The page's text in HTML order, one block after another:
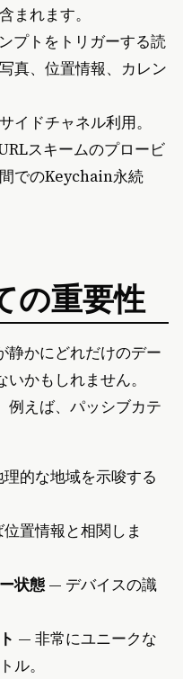
まれます。
プトをトリガーする読
真、位置情報、カレン
イドチャネル利用。
スキームのプロービ
でのKeychain永続
の重要性
静かにどれだけのデー
かもしれません。
えば、パッシブカテ
的な地域を示唆する
置情報と相関しま
状態 — デバイスの識
— 非常にユニークな
ル。